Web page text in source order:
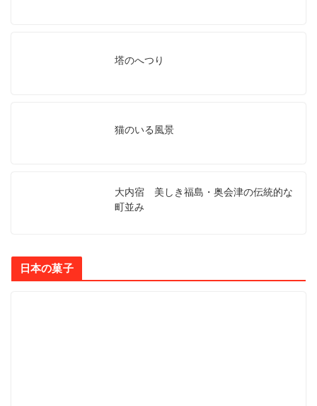
塔のへつり
猫のいる風景
大内宿 美しき福島・奥会津の伝統的な
町並み
日本の菓子